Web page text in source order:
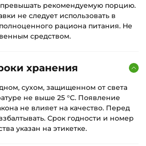
превышать рекомендуемую порцию.
не следует использовать в
рациона питания. Не
средством.
хранения
сухом, защищенном от света
не выше 25 °С. Появление
не влияет на качество. Перед
Срок годности и номер
указан на этикетке.